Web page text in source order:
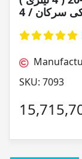
سرکان / 4
SKU: 7093